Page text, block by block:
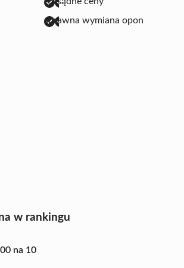
sprawna wymiana opon
w rankingu
na 10